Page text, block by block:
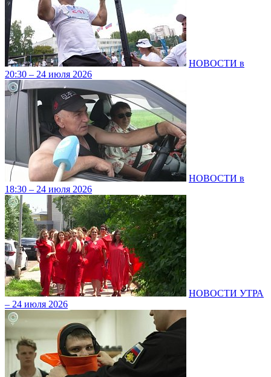
НОВОСТИ в
20:30 – 24 июля 2026
НОВОСТИ в
18:30 – 24 июля 2026
НОВОСТИ УТРА
– 24 июля 2026